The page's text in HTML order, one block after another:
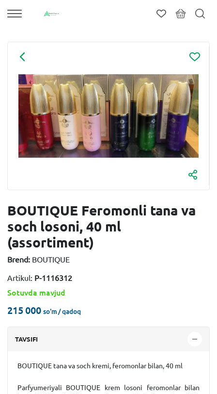
BOUTIQUE Feromonli tana va
soch losoni, 40 ml
(assortiment)
Brend: BOUTIQUE
Artikul: P-1116312
Sotuvda mavjud
215 000 so'm / qadoq
TAVSIFI
BOUTIQUE tana va soch kremi, feromonlar bilan, 40 ml
Parfyumeriyali BOUTIQUE krem ​​losoni feromonlar bilan